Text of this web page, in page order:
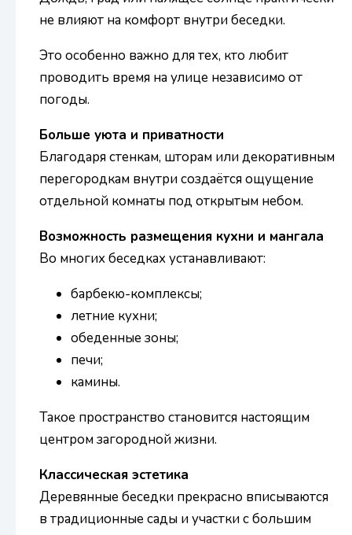
не влияют на комфорт внутри беседки.
Это особенно важно для тех, кто любит
проводить время на улице независимо от
погоды.
Больше уюта и приватности
Благодаря стенкам, шторам или декоративным
перегородкам внутри создаётся ощущение
отдельной комнаты под открытым небом.
Возможность размещения кухни и мангала
Во многих беседках устанавливают:
барбекю-комплексы;
летние кухни;
обеденные зоны;
печи;
камины.
Такое пространство становится настоящим
центром загородной жизни.
Классическая эстетика
Деревянные беседки прекрасно вписываются
в традиционные сады и участки с большим